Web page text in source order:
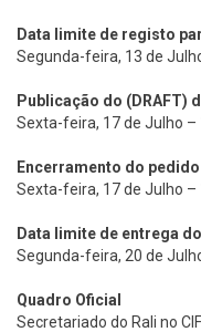
Data limite de registo
Segunda-feira, 13 de
Publicação do (DRAFT)
Sexta-feira, 17 de Julho –
Encerramento do
Sexta-feira, 17 de Julho –
Data limite de entrega
Segunda-feira,
Quadro Oficial
Secretariado do Rali no